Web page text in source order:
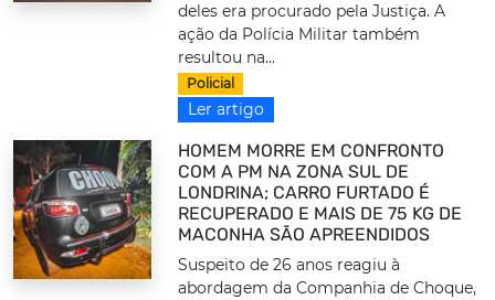
deles era procurado pela Justiça. A
ação da Polícia Militar também
resultou na...
Policial
Ler artigo
HOMEM MORRE EM CONFRONTO
COM A PM NA ZONA SUL DE
LONDRINA; CARRO FURTADO É
RECUPERADO E MAIS DE 75 KG DE
MACONHA SÃO APREENDIDOS
Suspeito de 26 anos reagiu à
abordagem da Companhia de Choque,